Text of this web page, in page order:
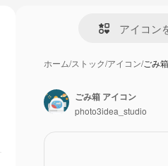
ホーム/ストック/アイコン/ごみ
ごみ箱 アイコン
photo3idea_studio